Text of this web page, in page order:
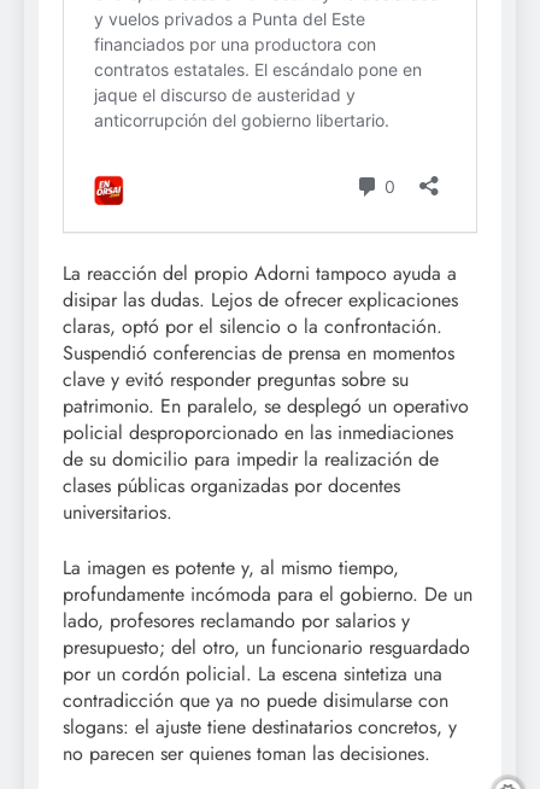
La reacción del propio Adorni tampoco ayuda a
disipar las dudas. Lejos de ofrecer explicaciones
claras, optó por el silencio o la confrontación.
Suspendió conferencias de prensa en momentos
clave y evitó responder preguntas sobre su
patrimonio. En paralelo, se desplegó un operativo
policial desproporcionado en las inmediaciones
de su domicilio para impedir la realización de
clases públicas organizadas por docentes
universitarios.
La imagen es potente y, al mismo tiempo,
profundamente incómoda para el gobierno. De un
lado, profesores reclamando por salarios y
presupuesto; del otro, un funcionario resguardado
por un cordón policial. La escena sintetiza una
contradicción que ya no puede disimularse con
slogans: el ajuste tiene destinatarios concretos, y
no parecen ser quienes toman las decisiones.